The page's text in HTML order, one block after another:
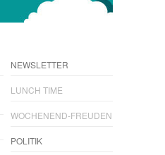
NEWSLETTER
LUNCH TIME
WOCHENEND-FREUDEN
POLITIK